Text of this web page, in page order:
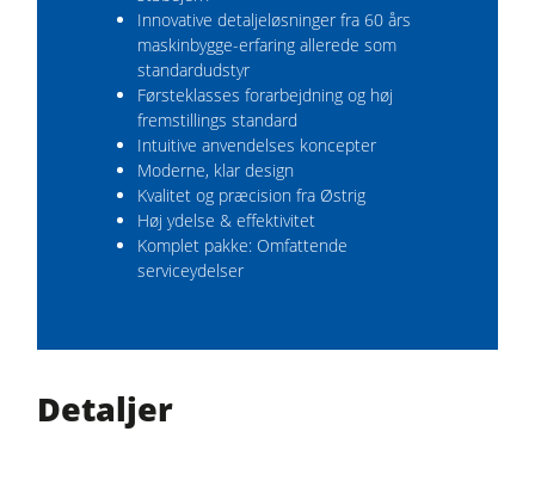
Innovative detaljeløsninger fra 60 års
maskinbygge-erfaring allerede som
standardudstyr
Førsteklasses forarbejdning og høj
fremstillings standard
Intuitive anvendelses koncepter
Moderne, klar design
Kvalitet og præcision fra Østrig
Høj ydelse & effektivitet
Komplet pakke: Omfattende
serviceydelser
Detaljer